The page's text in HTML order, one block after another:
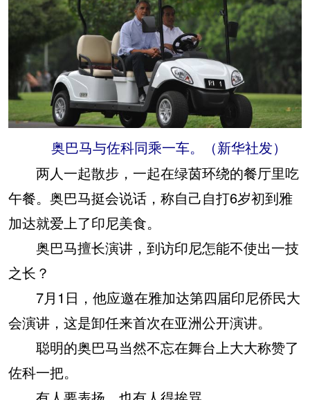
奥巴马与佐科同乘一车。（新华社发）
两人一起散步，一起在绿茵环绕的餐厅里吃
午餐。奥巴马挺会说话，称自己自打6岁初到雅
加达就爱上了印尼美食。
奥巴马擅长演讲，到访印尼怎能不使出一技
之长？
7月1日，他应邀在雅加达第四届印尼侨民大
会演讲，这是卸任来首次在亚洲公开演讲。
聪明的奥巴马当然不忘在舞台上大大称赞了
佐科一把。